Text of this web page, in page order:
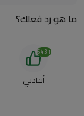
ما هو رد فعلك؟
أفادني
6431